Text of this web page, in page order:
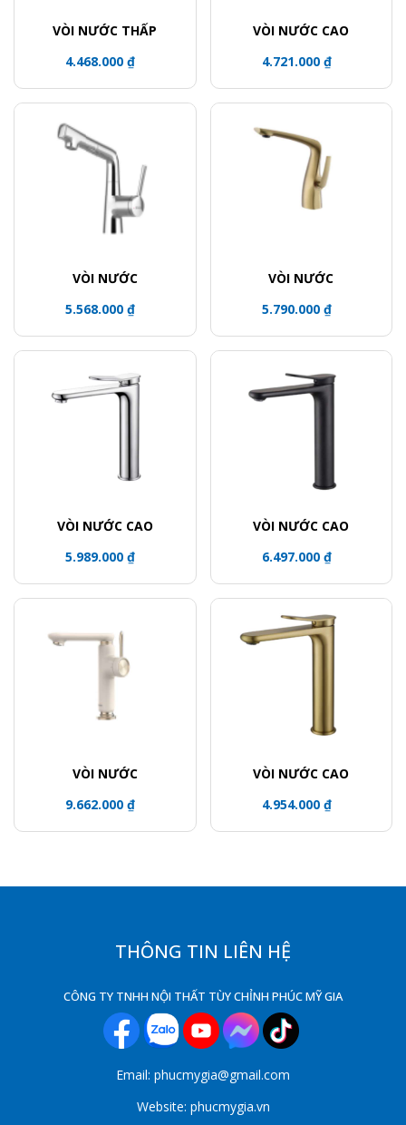
VÒI NƯỚC THẤP
4.468.000 ₫
VÒI NƯỚC CAO
4.721.000 ₫
VÒI NƯỚC
5.568.000 ₫
VÒI NƯỚC
5.790.000 ₫
VÒI NƯỚC CAO
5.989.000 ₫
VÒI NƯỚC CAO
6.497.000 ₫
VÒI NƯỚC
9.662.000 ₫
VÒI NƯỚC CAO
4.954.000 ₫
THÔNG TIN LIÊN HỆ
CÔNG TY TNHH NỘI THẤT TÙY CHỈNH PHÚC MỸ GIA
Email: phucmygia@gmail.com
Website: phucmygia.vn